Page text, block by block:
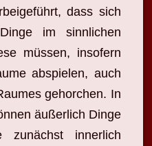
dass sich
im sinnlichen
müssen, insofern
abspielen, auch
gehorchen. In
äußerlich Dinge
zunächst innerlich